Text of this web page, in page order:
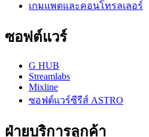
เกมแพดและคอนโทรลเลอร์
ซอฟต์แวร์
G HUB
Streamlabs
Mixline
ซอฟต์แวร์ซีรีส์ ASTRO
ฝ่ายบริการลูกค้า